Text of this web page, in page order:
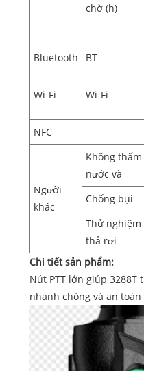
chờ (h)
Bluetooth
BT
Wi-Fi Wi-Fi
NFC
Người
khác
Không thấm
nước và
Chống bụi
Thử nghiệm
thả rơi
Chi tiết sản phẩm:
Nút PTT lớn giúp
nhanh chóng và an